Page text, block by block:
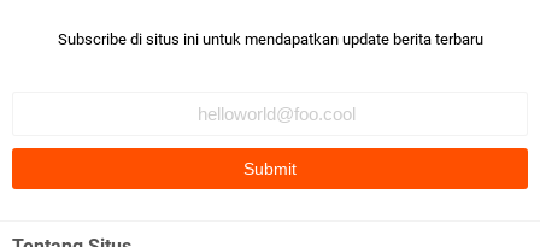
Polres Lotim Gelar Apel Kamtibmas Jelang HUT
Ke-81 RI dan Kunjungan Kapolri
Subscribe di situs ini untuk mendapatkan update berita terbaru